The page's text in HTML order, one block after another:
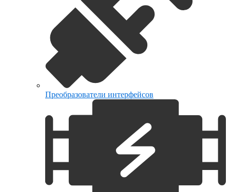
Преобразователи интерфейсов